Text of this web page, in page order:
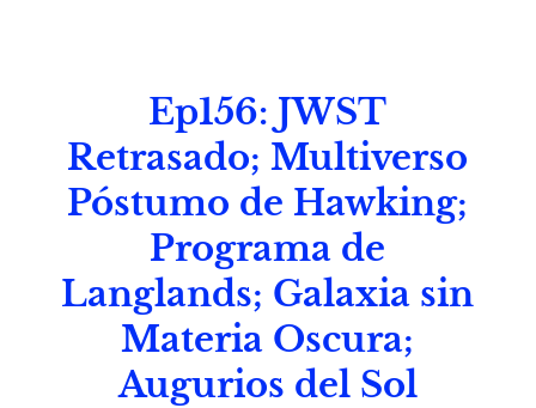
Ep156: JWST
Retrasado; Multiverso
Póstumo de Hawking;
Programa de
Langlands; Galaxia sin
Materia Oscura;
Augurios del Sol